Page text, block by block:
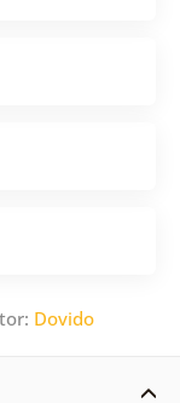
Dovido